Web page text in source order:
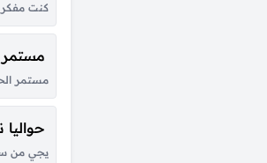
كنت مفكر
مستمر
مستمر
يجي من